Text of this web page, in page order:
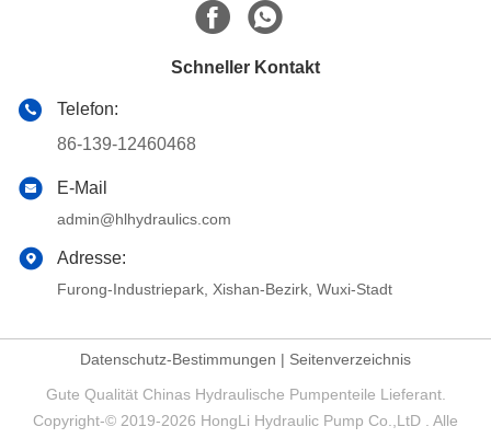
Schneller Kontakt
Telefon:
86-139-12460468
E-Mail
admin@hlhydraulics.com
Adresse:
Furong-Industriepark, Xishan-Bezirk, Wuxi-Stadt
Datenschutz-Bestimmungen | Seitenverzeichnis
Gute Qualität Chinas Hydraulische Pumpenteile Lieferant.
Copyright-© 2019-2026 HongLi Hydraulic Pump Co.,LtD . Alle